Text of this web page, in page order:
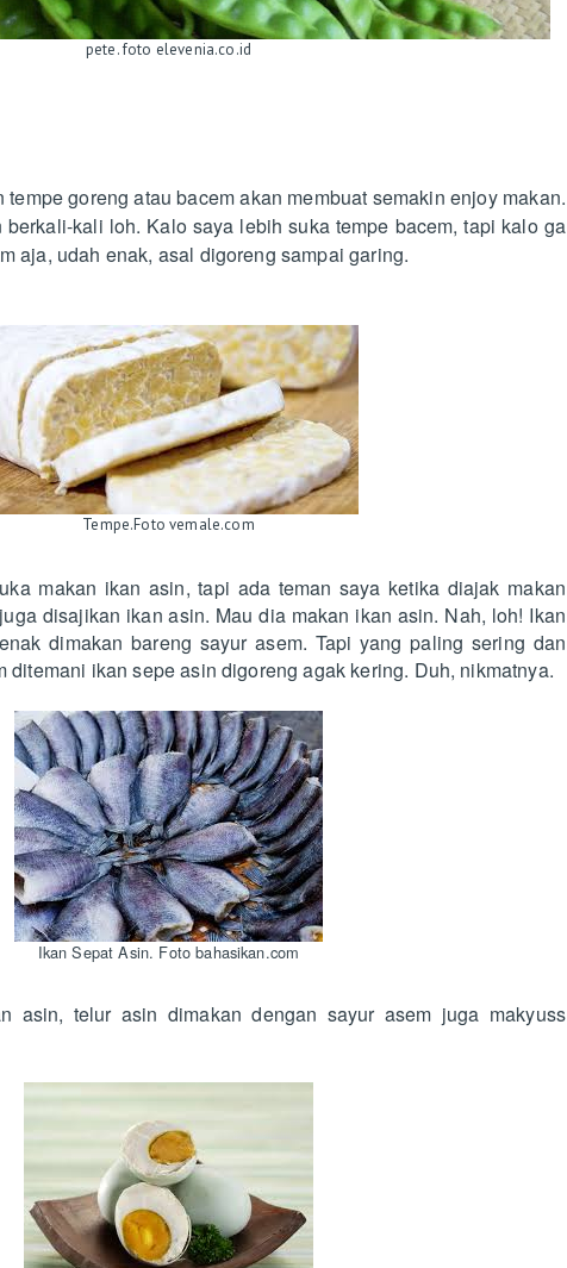
pete. foto elevenia.co.id
goreng atau bacem akan membuat semakin enjoy makan.
kali loh. Kalo saya lebih suka tempe bacem, tapi kalo ga
aja, udah enak, asal digoreng sampai garing.
Tempe.Foto vemale.com
makan ikan asin, tapi ada teman saya ketika diajak makan
disajikan ikan asin. Mau dia makan ikan asin. Nah, loh! Ikan
dimakan bareng sayur asem. Tapi yang paling sering dan
ditemani ikan sepe asin digoreng agak kering. Duh, nikmatnya.
Ikan Sepat Asin. Foto bahasikan.com
asin, telur asin dimakan dengan sayur asem juga makyuss